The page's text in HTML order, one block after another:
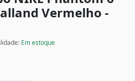
Vermelho -
Em estoque